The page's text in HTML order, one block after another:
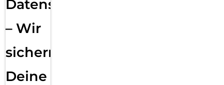
Datensicherung
– Wir
sichern
Deine